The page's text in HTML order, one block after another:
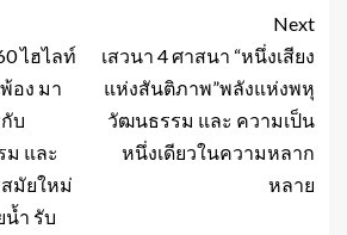
ไฮไลท์
อง มา
บ
ม และ
มัยใหม่
ำ รับ
Next
เสวนา 4 ศาสนา “หนึ่งเสียง
แห่งสันติภาพ”พลังแห่งพหุ
วัฒนธรรม และ ความเป็น
หนึ่งเดียวในความหลาก
หลาย